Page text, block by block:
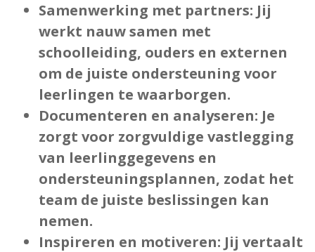
Samenwerking met partners: Jij
werkt nauw samen met
schoolleiding, ouders en externen
om de juiste ondersteuning voor
leerlingen te waarborgen.
Documenteren en analyseren: Je
zorgt voor zorgvuldige vastlegging
van leerlinggegevens en
ondersteuningsplannen, zodat het
team de juiste beslissingen kan
nemen.
Inspireren en motiveren: Jij vertaalt